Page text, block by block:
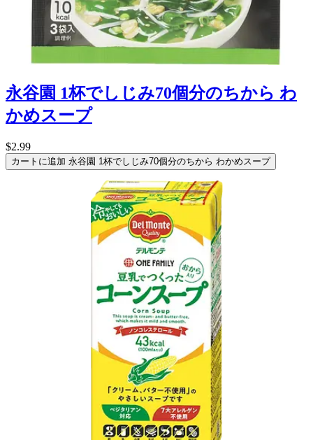
永谷園 1杯でしじみ70個分のちから わ
かめスープ
$2.99
カートに追加 永谷園 1杯でしじみ70個分のちから わかめスープ